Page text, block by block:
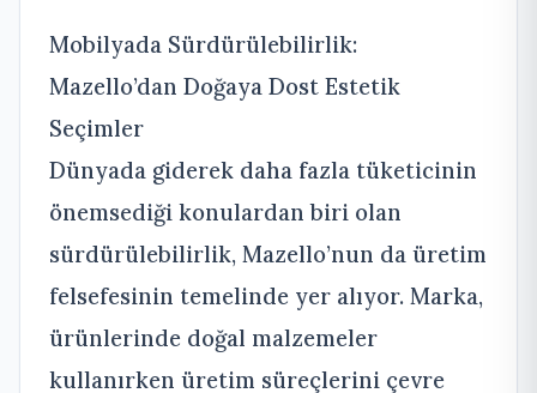
Mobilyada Sürdürülebilirlik:
Mazello’dan Doğaya Dost Estetik
Seçimler
Dünyada giderek daha fazla tüketicinin
önemsediği konulardan biri olan
sürdürülebilirlik, Mazello’nun da üretim
felsefesinin temelinde yer alıyor. Marka,
ürünlerinde doğal malzemeler
kullanırken üretim süreçlerini çevre